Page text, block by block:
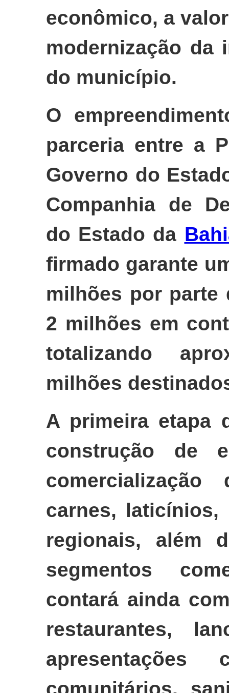
econômico, a
modernização da
do município.
O
parceria entre a
Governo do
Companhia de
do Estado da
firmado garante
milhões por parte
2 milhões em
totalizando
milhões
A primeira etapa
construção de
comercialização
carnes, laticínios,
regionais, além
segmentos
contará ainda
restaurantes,